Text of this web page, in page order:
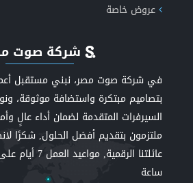
عروض خاصة
شركة صوت
في شركة صوت مصر، نبني مستقبل
بتصاميم مبتكرة واستضافة موثوقة،
السيرفرات المتقدمة لضمان أداء عالٍ
ملتزمون بتقديم أفضل الحلول, شكرًا
ساعة